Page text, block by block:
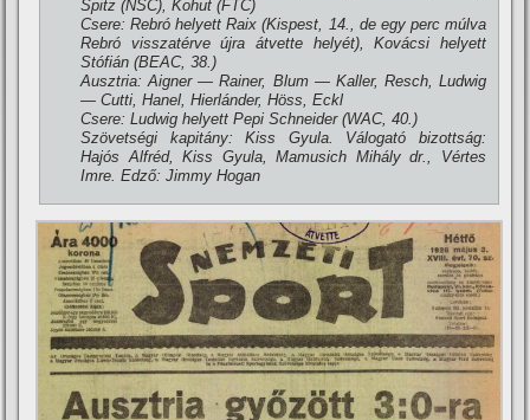
Spitz (NSC), Kohut (FTC)
Csere: Rebró helyett Raix (Kispest, 14., de egy perc múlva
Rebró visszatérve újra átvette helyét), Kovácsi helyett
Stófián (BEAC, 38.)
Ausztria: Aigner — Rainer, Blum — Kaller, Resch, Ludwig
— Cutti, Hanel, Hierlánder, Höss, Eckl
Csere: Ludwig helyett Pepi Schneider (WAC, 40.)
Szövetségi kapitány: Kiss Gyula. Válogató bizottság:
Hajós Alfréd, Kiss Gyula, Mamusich Mihály dr., Vértes
Imre. Edző: Jimmy Hogan